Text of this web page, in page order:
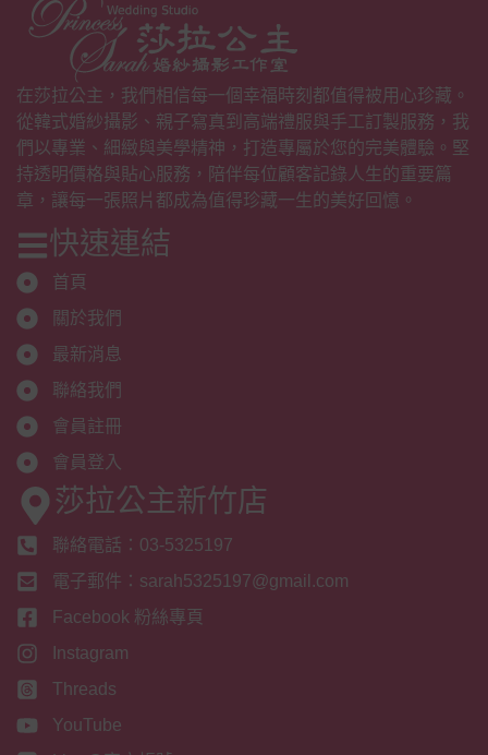
在莎拉公主，我們相信每一個幸福時刻都值得被用心珍藏。
從韓式婚紗攝影、親子寫真到高端禮服與手工訂製服務，我
們以專業、細緻與美學精神，打造專屬於您的完美體驗。堅
持透明價格與貼心服務，陪伴每位顧客記錄人生的重要篇
章，讓每一張照片都成為值得珍藏一生的美好回憶。
快速連結
首頁
關於我們
最新消息
聯絡我們
會員註冊
會員登入
莎拉公主新竹店
聯絡電話：03-5325197
電子郵件：sarah5325197@gmail.com
Facebook 粉絲專頁
Instagram
Threads
YouTube